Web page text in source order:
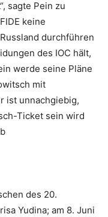
sagte Pein zu
keine
durchführen
des IOC hält,
werde seine Pläne
mit
ist unnachgiebig,
Ticket sein wird
des 20.
Yudina; am 8. Juni